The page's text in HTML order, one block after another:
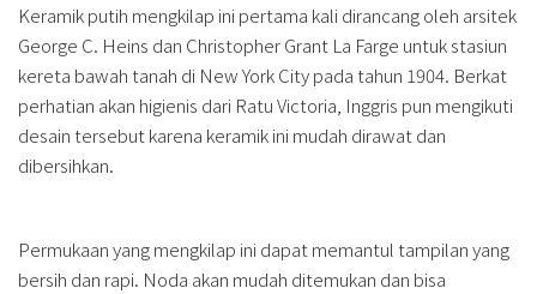
Keramik putih mengkilap ini pertama kali dirancang oleh arsitek
George C. Heins dan Christopher Grant La Farge untuk stasiun
kereta bawah tanah di New York City pada tahun 1904. Berkat
perhatian akan higienis dari Ratu Victoria, Inggris pun mengikuti
desain tersebut karena keramik ini mudah dirawat dan
dibersihkan.
Permukaan yang mengkilap ini dapat memantul tampilan yang
bersih dan rapi. Noda akan mudah ditemukan dan bisa